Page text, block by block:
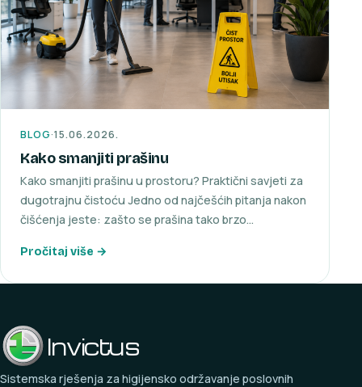
BLOG·15.06.2026.
Kako smanjiti prašinu
Kako smanjiti prašinu u prostoru? Praktični savjeti za
dugotrajnu čistoću Jedno od najčešćih pitanja nakon
čišćenja jeste: zašto se prašina tako brzo…
Pročitaj više →
Invictus
Sistemska rješenja za higijensko održavanje poslovnih